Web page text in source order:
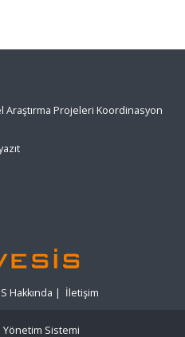
Projeleri Koordinasyon
Hakkında | İletişim
Yönetim Sistemi